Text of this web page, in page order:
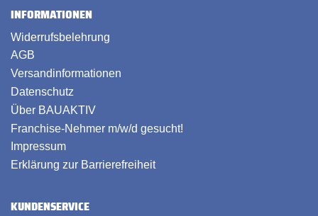
INFORMATIONEN
Widerrufsbelehrung
AGB
Versandinformationen
Datenschutz
Über BAUAKTIV
Franchise-Nehmer m/w/d gesucht!
Impressum
Erklärung zur Barrierefreiheit
KUNDENSERVICE